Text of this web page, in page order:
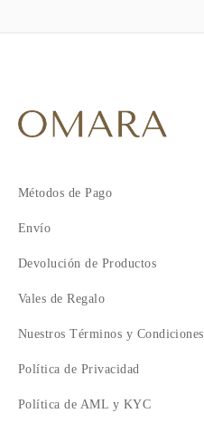
Métodos de Pago
Envío
Devolución de Productos
Vales de Regalo
Nuestros Términos y Condiciones
Política de Privacidad
Política de AML y KYC